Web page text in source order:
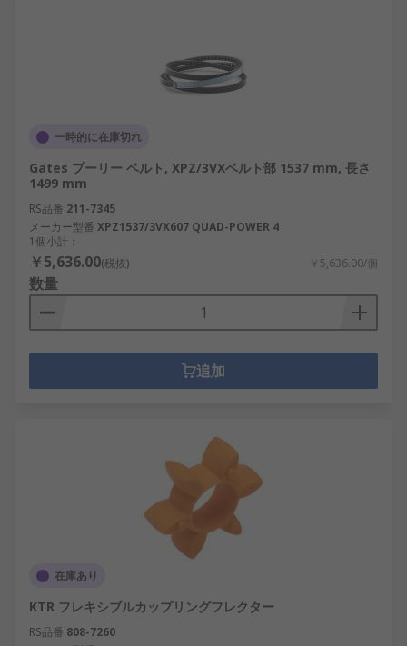
一時的に在庫切れ
Gates プーリー ベルト, XPZ/3VXベルト部 1537 mm, 長さ
1499 mm
RS品番 211-7345
メーカー型番 XPZ1537/3VX607 QUAD-POWER 4
1個小計：
￥5,636.00(税抜) ￥5,636.00/個
数量
追加
在庫あり
KTR フレキシブルカップリングフレクター
RS品番 808-7260